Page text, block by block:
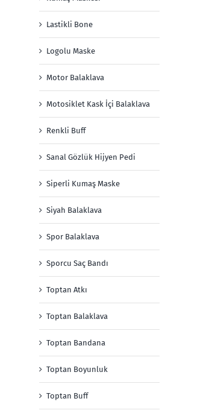
Lastikli Bone
Logolu Maske
Motor Balaklava
Motosiklet Kask İçi Balaklava
Renkli Buff
Sanal Gözlük Hijyen Pedi
Siperli Kumaş Maske
Siyah Balaklava
Spor Balaklava
Sporcu Saç Bandı
Toptan Atkı
Toptan Balaklava
Toptan Bandana
Toptan Boyunluk
Toptan Buff